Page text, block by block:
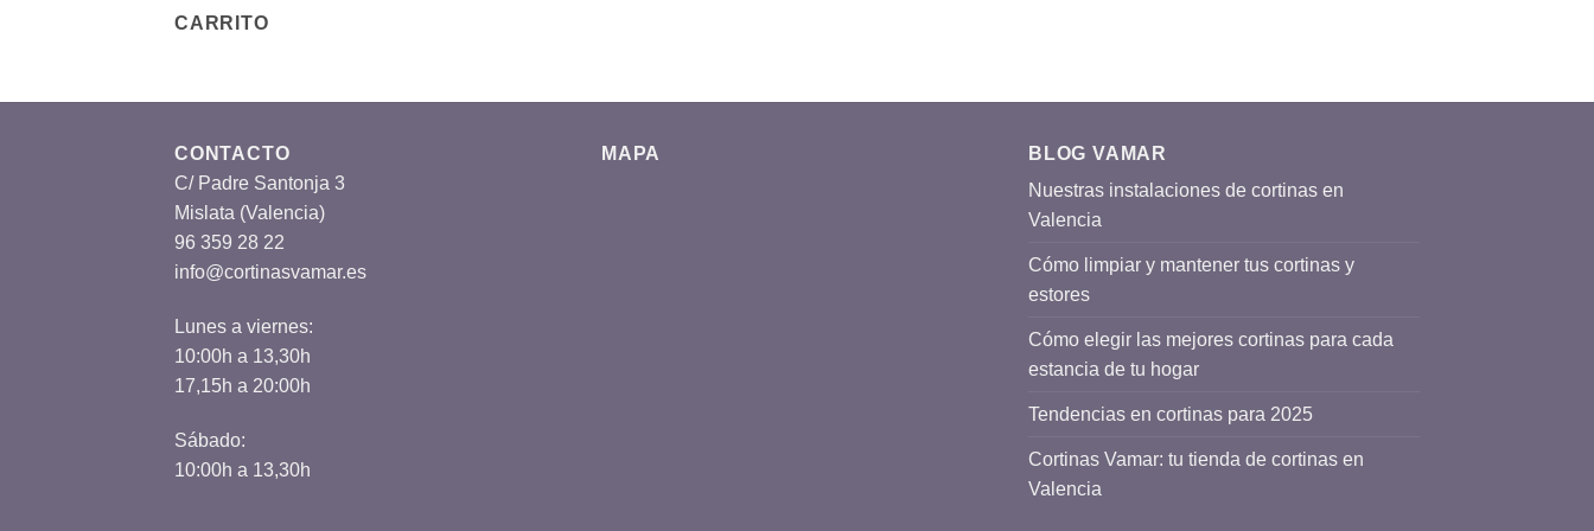
CARRITO
CONTACTO
C/ Padre Santonja 3
Mislata (Valencia)
96 359 28 22
info@cortinasvamar.es
Lunes a viernes:
10:00h a 13,30h
17,15h a 20:00h
Sábado:
10:00h a 13,30h
MAPA
BLOG VAMAR
Nuestras instalaciones de cortinas en
Valencia
Cómo limpiar y mantener tus cortinas y
estores
Cómo elegir las mejores cortinas para cada
estancia de tu hogar
Tendencias en cortinas para 2025
Cortinas Vamar: tu tienda de cortinas en
Valencia